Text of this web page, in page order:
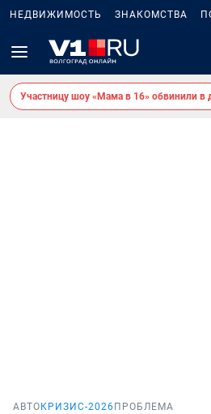
НЕДВИЖИМОСТЬ ЗНАКОМСТВА
Участницу шоу «Мама в 16» обвинили в
АВТО КРИЗИС-2026 ПРОБЛЕМА